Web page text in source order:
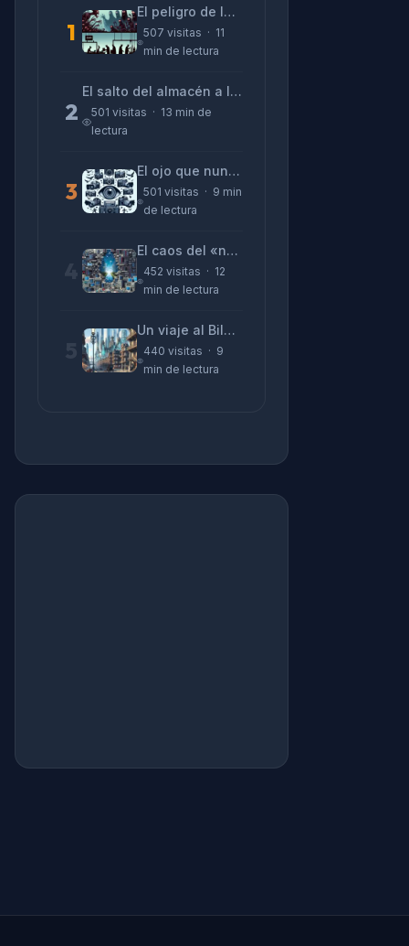
1
El peligro de las «alucinaciones» y el CV prefabricado
507 visitas · 11
min de lectura
2
El salto del almacén a la terminal: La realidad de reinventarse en tecnología
501 visitas · 13 min de
lectura
3
El ojo que nunca parpadea: lo que nos cuentan las cámaras de Lizeth Marzano
501 visitas · 9 min
de lectura
El caos del «no funciona nada» y la realidad tras la pantalla
452 visitas · 12
min de lectura
Un viaje al Bilbao de 2026 con sabor a 1895
440 visitas · 9
min de lectura